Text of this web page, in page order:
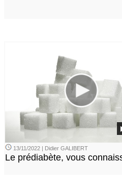
13/11/2022 | Didier GALIBERT
Le prédiabète, vous